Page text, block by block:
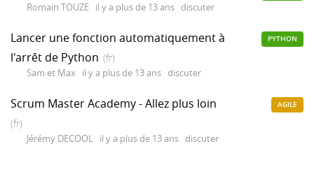
Romain TOUZE il y a plus de 13 ans discuter
Lancer une fonction automatiquement à
l'arrêt de Python (fr)
Sam et Max il y a plus de 13 ans discuter
PYTHON
Scrum Master Academy - Allez plus loin
(fr)
Jérémy DECOOL il y a plus de 13 ans discuter
AGILE